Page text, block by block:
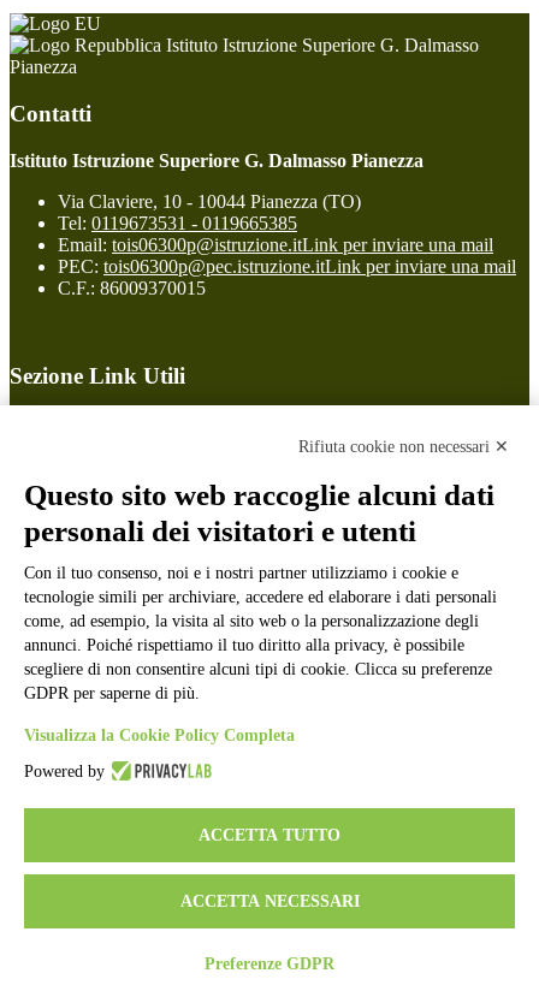
Istituto Istruzione Superiore G. Dalmasso
Pianezza
Contatti
Istituto Istruzione Superiore G. Dalmasso Pianezza
Via Claviere, 10 - 10044 Pianezza (TO)
Tel: 0119673531 - 0119665385
Email: tois06300p@istruzione.itLink per inviare una mail
PEC: tois06300p@pec.istruzione.itLink per inviare una mail
C.F.: 86009370015
Sezione Link Utili
Ufficio Relazioni con il Pubblico
Dichiarazione di accessibilità
Obiettivi di accessibilità
Gestione consensi cookie
Amministrazione trasparente
Pagina visualizzata
50067 volte
Sezione Copyright
Copyright 2026 | Engineered and powered by Gruppo Spaggiari
Parma S.p.A. | Divisione Publishing & New Social Media
Rifiuta cookie non necessari ✕
Questo sito web raccoglie alcuni dati
personali dei visitatori e utenti
Con il tuo consenso, noi e i nostri partner utilizziamo i cookie e
tecnologie simili per archiviare, accedere ed elaborare i dati personali
come, ad esempio, la visita al sito web o la personalizzazione degli
annunci. Poiché rispettiamo il tuo diritto alla privacy, è possibile
scegliere di non consentire alcuni tipi di cookie. Clicca su preferenze
GDPR per saperne di più.
Visualizza la Cookie Policy Completa
Powered by
ACCETTA TUTTO
ACCETTA NECESSARI
Preferenze GDPR